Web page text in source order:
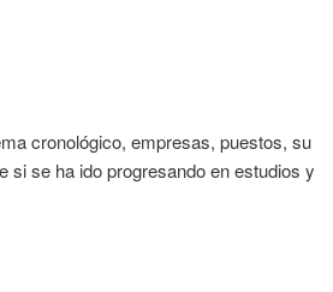
cronológico, empresas, puestos, su
si se ha ido progresando en estudios y